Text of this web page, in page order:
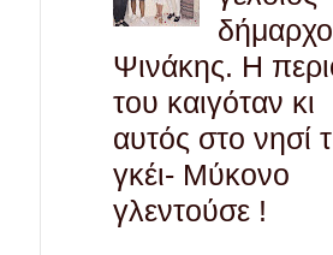
Ψινάκης. Η
του καιγόταν κι
αυτός στο νησί
γκέι- Μύκονο
γλεντούσε !